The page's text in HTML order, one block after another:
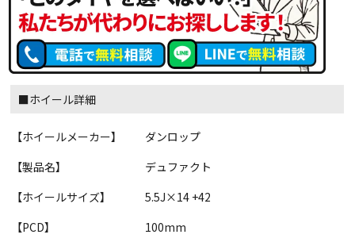
■ホイール詳細
【ホイールメーカー】
ダンロップ
【製品名】
デュファクト
【ホイールサイズ】
5.5J×14 +42
【PCD】
100mm